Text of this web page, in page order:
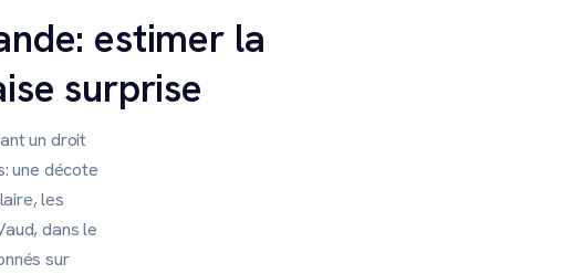
estimer la
surprise
un droit
une décote
les
dans le
sur